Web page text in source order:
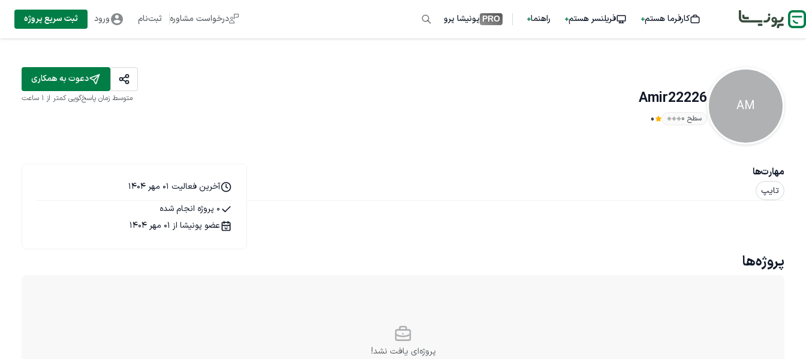
کارفرما هستم فریلنسر هستم راهنما PRO پونیشا پرو درخواست مشاوره ثبت‌نام ورود ثبت سریع پروژه
AM
Amir22226
سطح ۰ 0
دعوت به همکاری
متوسط زمان پاسخ‌گویی کمتر از 1 ساعت
مهارت‌ها
تایپ
آخرین فعالیت 01 مهر 1404
0 پروژه انجام شده
عضو پونیشا از 01 مهر 1404
پروژه‌ها
پروژه‌ای یافت نشد!